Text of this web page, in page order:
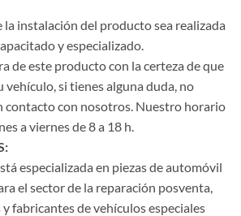
la instalación del producto sea realizada
y especializado.
de este producto con la certeza de que
vehículo, si tienes alguna duda, no
contacto con nosotros. Nuestro horario
a viernes de 8 a 18 h.
especializada en piezas de automóvil
el sector de la reparación posventa,
fabricantes de vehículos especiales